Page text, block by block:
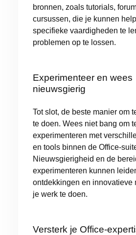
bronnen, zoals tutorials,
cursussen, die je kunnen
specifieke vaardigheden te
problemen op te lossen.
Experimenteer en wees
nieuwsgierig
Tot slot, de beste manier om
te doen. Wees niet bang om
experimenteren met
en tools binnen de Office-
Nieuwsgierigheid en de
experimenteren kunnen
ontdekkingen en innovatieve
je werk te doen.
Versterk je Office-